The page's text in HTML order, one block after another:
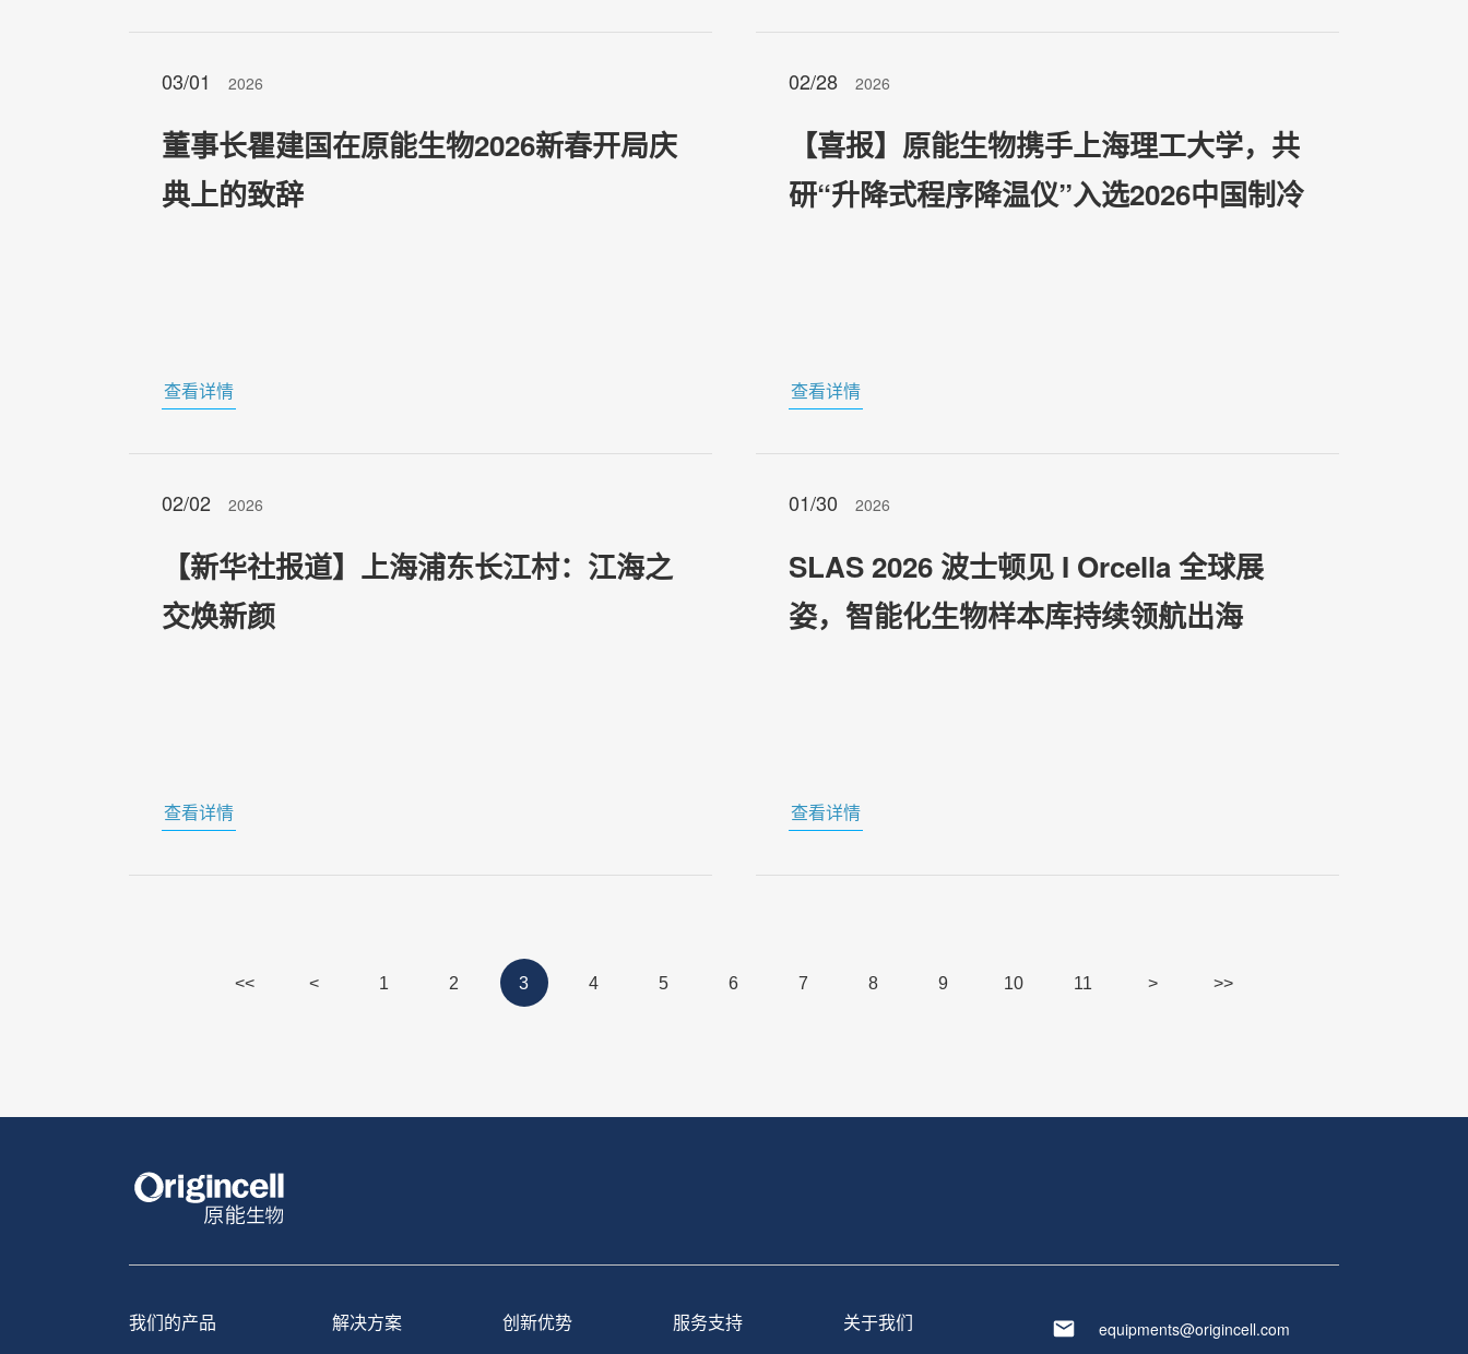
03/01 2026
董事长瞿建国在原能生物2026新春开局庆
典上的致辞
查看详情
02/28 2026
【喜报】原能生物携手上海理工大学，共
研“升降式程序降温仪”入选2026中国制冷
查看详情
02/02 2026
【新华社报道】上海浦东长江村：江海之
交焕新颜
查看详情
01/30 2026
SLAS 2026 波士顿见 I Orcella 全球展
姿，智能化生物样本库持续领航出海
查看详情
<< < 1 2 3 4 5 6 7 8 9 10 11 > >>
我们的产品 解决方案 创新优势 服务支持 关于我们 equipments@origincell.com